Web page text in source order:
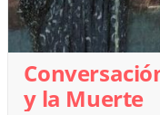
y la Muerte